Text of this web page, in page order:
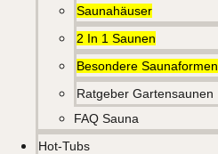
Saunahäuser
2 In 1 Saunen
Besondere Saunaformen
Ratgeber Gartensaunen
FAQ Sauna
Hot-Tubs